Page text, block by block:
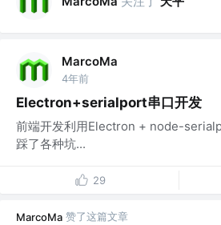
MarcoMa
4年前
Electron+serialport串口开发
前端开发利用Electron + node-
踩了各种坑...
29
MarcoMa 赞了这篇文章